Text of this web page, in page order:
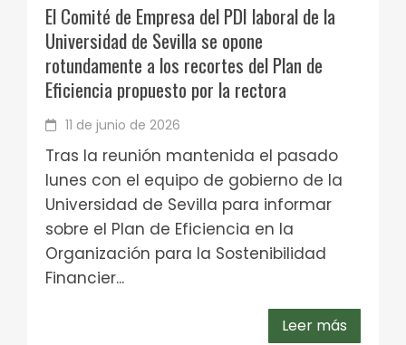
El Comité de Empresa del PDI laboral de la
Universidad de Sevilla se opone
rotundamente a los recortes del Plan de
Eficiencia propuesto por la rectora
11 de junio de 2026
Tras la reunión mantenida el pasado
lunes con el equipo de gobierno de la
Universidad de Sevilla para informar
sobre el Plan de Eficiencia en la
Organización para la Sostenibilidad
Financier...
Leer más